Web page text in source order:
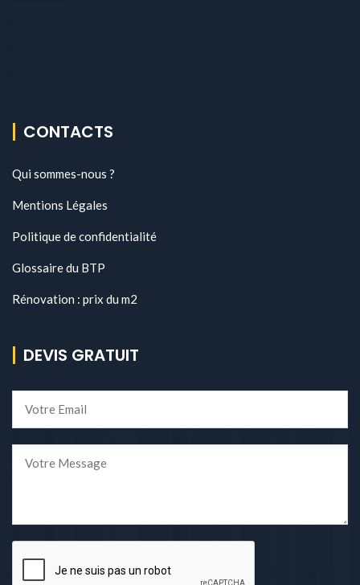
CONTACTS
Qui sommes-nous ?
Mentions Légales
Politique de confidentialité
Glossaire du BTP
Rénovation : prix du m2
DEVIS GRATUIT